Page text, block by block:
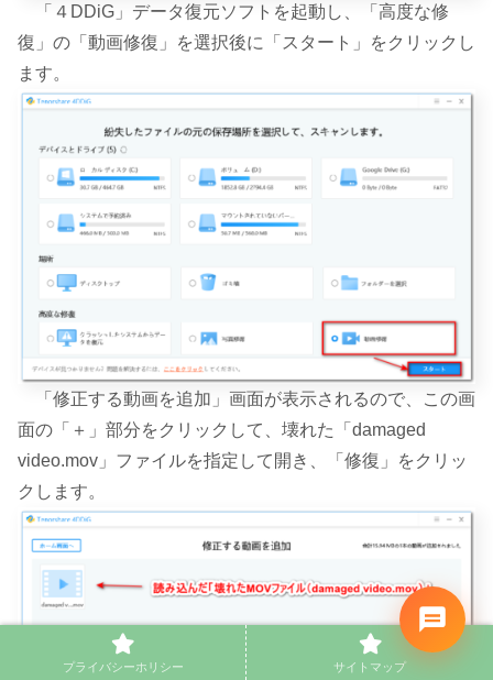
「４DDiG」データ復元ソフトを起動し、「高度な修
復」の「動画修復」を選択後に「スタート」をクリックし
ます。
「修正する動画を追加」画面が表示されるので、この画
面の「＋」部分をクリックして、壊れた「damaged
video.mov」ファイルを指定して開き、「修復」をクリッ
クします。
プライバシーホリシー サイトマップ